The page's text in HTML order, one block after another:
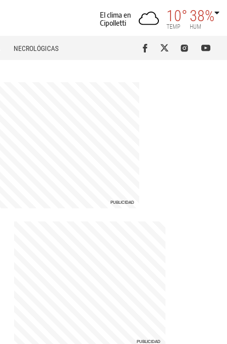
El clima en
Cipolletti
10°
TEMP
38%
HUM
NECROLÓGICAS